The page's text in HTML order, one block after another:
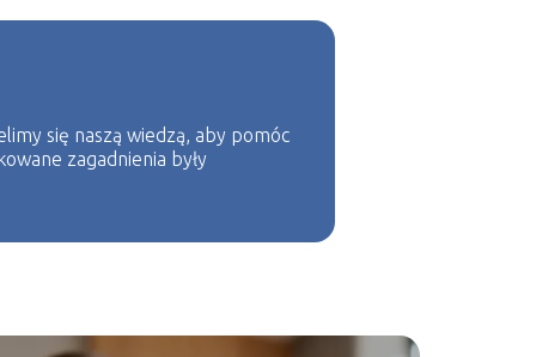
się naszą wiedzą, aby pomóc
zagadnienia były